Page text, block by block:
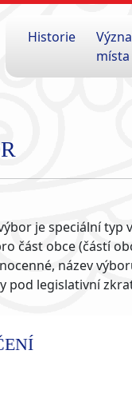
Historie
místa
je speciální
část obce (částí
název
pod legislativní